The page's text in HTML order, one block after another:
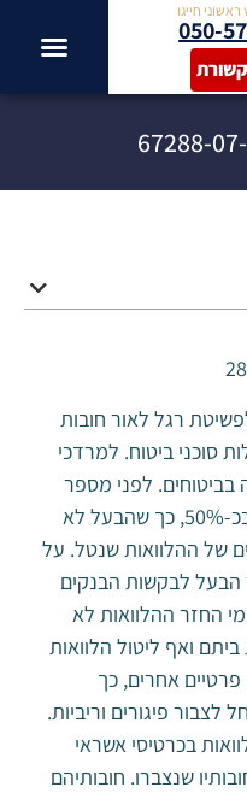
חייגו
050-
רגל לאור חובות
סוכני ביטוח. למרדכי
לפני מספר
שנים עמלות סוכני הביטוח ירדו בכ-50%, כך שהבעל לא
של ההלוואות שנטל. על
הבעל לבקשות הבנקים
החזר ההלוואות לא
ואף ליטול הלוואות
אחרים, כך
פיגורים וריביות.
בכרטיסי אשראי
שנצברו. חובותיהם